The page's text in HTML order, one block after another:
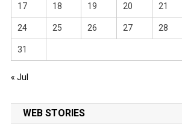
17 18 19 20 21
24 25 26 27 28
31
« Jul
WEB STORIES